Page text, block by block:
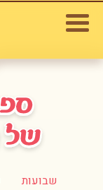
שבועות